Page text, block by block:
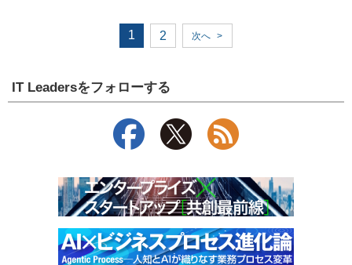
1 2 次へ >
IT Leadersをフォローする